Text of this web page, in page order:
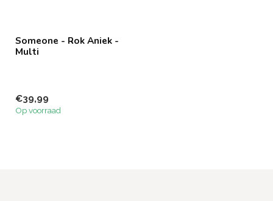
Someone - Rok Aniek -
Multi
€39,99
Op voorraad